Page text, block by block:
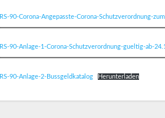
RS-90-Corona-Angepasste-Corona-Schutzverordnung-
RS-90-Anlage-1-Corona-Schutzverordnung-gueltig-ab-
RS-90-Anlage-2-Bussgeldkatalog Herunterladen